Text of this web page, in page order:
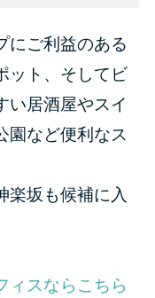
にご利益のある
ット、そしてビ
い居酒屋やスイ
園など便利なス
楽坂も候補に入
ィスならこちら